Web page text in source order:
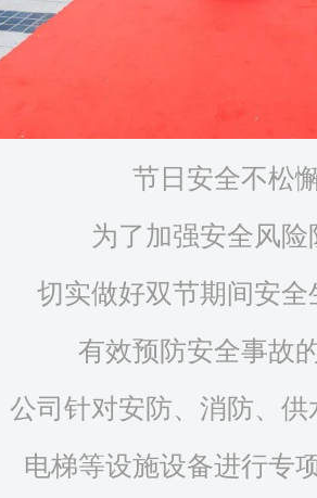
节日安全不松
为了加强安全风险
切实做好双节期间安全
有效预防安全事故
公司针对安防、消防、供
电梯等设施设备进行专